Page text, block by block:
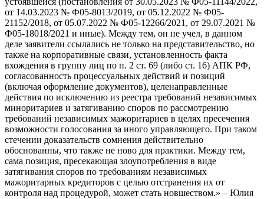
от 14.03.2023 № Ф05-8013/2019, от 05.12.2022 № Ф05-
21152/2018, от 05.07.2022 № Ф05-12266/2021, от 29.07.2021 №
Ф05-18018/2021 и иные). Между тем, он не учел, в данном
деле заявители ссылались не только на представительство, но
также на корпоративные связи, установленность факта
вхождения в группу лиц по п. 2 ст. 69 (либо ст. 16) АПК РФ,
согласованность процессуальных действий и позиций
(включая оформление документов), целенаправленные
действия по исключению из реестра требований независимых
миноритариев и затягиванию споров по рассмотрению
требований независимых мажоритариев в целях пресечения
возможности голосования за иного управляющего. При таком
стечении доказательств сомнения действительно
обоснованны, что также не ново для практики. Между тем,
сама позиция, пресекающая злоупотребления в виде
затягивания споров по требованиям независимых
мажоритарных кредиторов с целью отстранения их от
контроля над процедурой, может стать новшеством.» – Юлия